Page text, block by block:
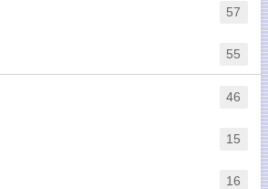
57
55
46
15
16